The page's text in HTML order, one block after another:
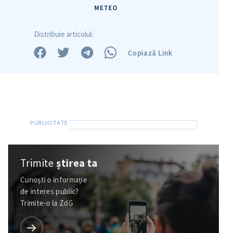
METEO
Distribuie articolul:
Copiază Link
Trimiteștirea ta
Cunoști o informație
de interes public?
Trimite-o la ZdG